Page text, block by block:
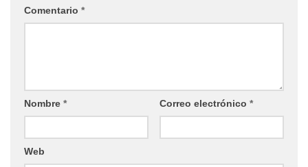
Comentario *
Nombre * Correo electrónico *
Web